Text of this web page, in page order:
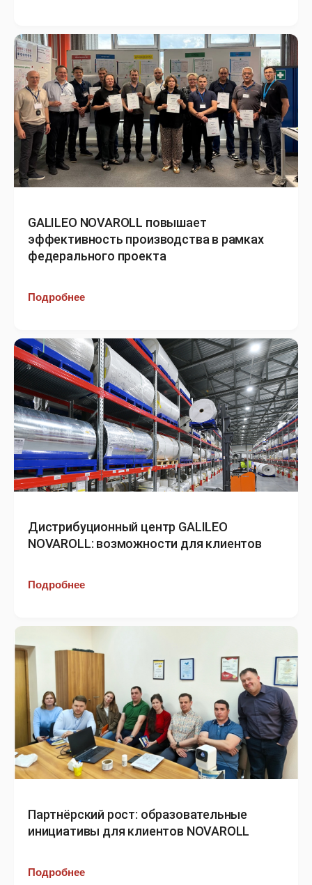
GALILEO NOVAROLL повышает
эффективность производства в рамках
федерального проекта
Подробнее
Дистрибуционный центр GALILEO
NOVAROLL: возможности для клиентов
Подробнее
Партнёрский рост: образовательные
инициативы для клиентов NOVAROLL
Подробнее